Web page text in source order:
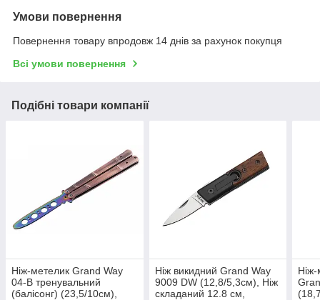
Умови повернення
Повернення товару впродовж 14 днів за рахунок покупця
Всі умови повернення
Подібні товари компанії
Ніж-метелик Grand Way
04-B тренувальний
(балісонг) (23,5/10см),
Ніж викидний Grand Way
9009 DW (12,8/5,3см), Ніж
складаний 12.8 см,
Ніж-